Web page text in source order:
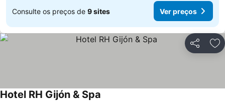
Consulte os preços de 9 sites Ver preços
Partilhar
Hotel RH Gijón & Spa